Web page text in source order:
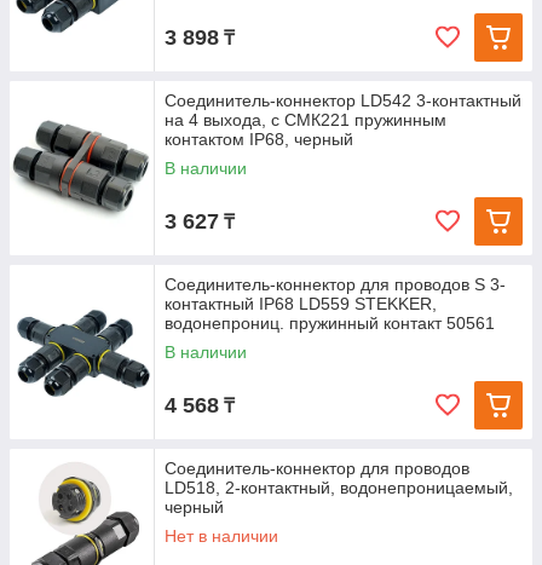
3 898 ₸
Соединитель-коннектор LD542 3-контактный
на 4 выхода, с СМК221 пружинным
контактом IP68, черный
В наличии
3 627 ₸
Соединитель-коннектор для проводов S 3-
контактный IP68 LD559 STEKKER,
водонепрониц. пружинный контакт 50561
В наличии
4 568 ₸
Соединитель-коннектор для проводов
LD518, 2-контактный, водонепроницаемый,
черный
Нет в наличии